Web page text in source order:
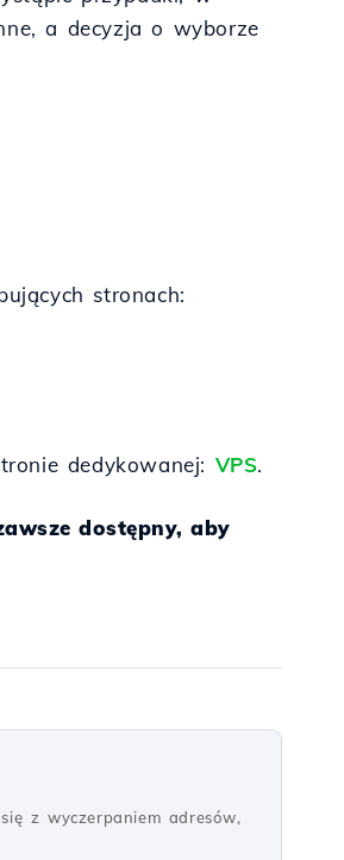
a decyzja o wyborze
stronach:
dedykowanej: VPS.
dostępny, aby
z wyczerpaniem adresów,